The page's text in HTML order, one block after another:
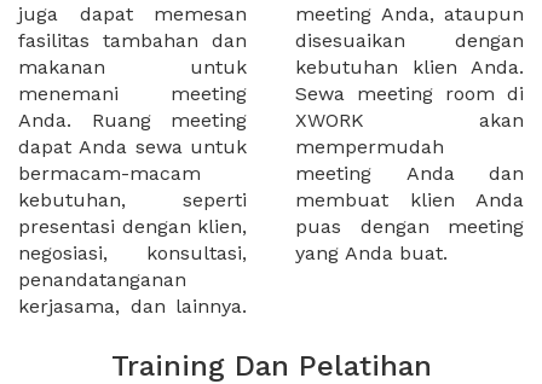
juga dapat memesan
fasilitas tambahan dan
makanan untuk
menemani meeting
Anda. Ruang meeting
dapat Anda sewa untuk
bermacam-macam
kebutuhan, seperti
presentasi dengan klien,
negosiasi, konsultasi,
penandatanganan
kerjasama, dan lainnya.
meeting Anda, ataupun
disesuaikan dengan
kebutuhan klien Anda.
Sewa meeting room di
XWORK akan
mempermudah
meeting Anda dan
membuat klien Anda
puas dengan meeting
yang Anda buat.
Training Dan Pelatihan